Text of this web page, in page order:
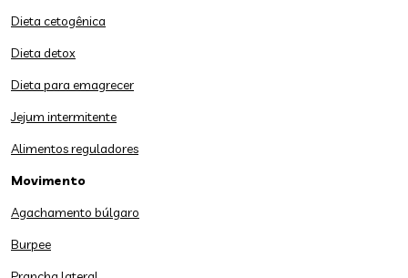
Dieta cetogênica
Dieta detox
Dieta para emagrecer
Jejum intermitente
Alimentos reguladores
Movimento
Agachamento búlgaro
Burpee